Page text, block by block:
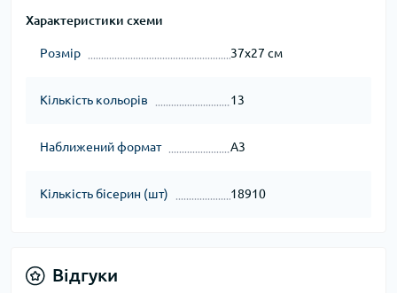
Характеристики схеми
Розмір 37x27 см
Кількість кольорів 13
Наближений формат А3
Кількість бісерин (шт) 18910
Відгуки